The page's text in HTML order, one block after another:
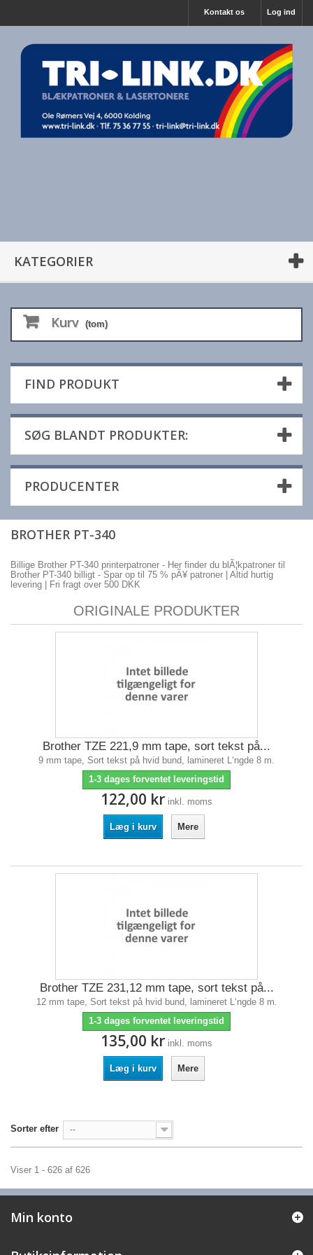
Log ind
Kontakt os
KATEGORIER
Kurv (tom)
FIND PRODUKT
SØG BLANDT PRODUKTER:
PRODUCENTER
BROTHER PT-340
Billige Brother PT-340 printerpatroner - Her finder du blÃ¦kpatroner til
Brother PT-340 billigt - Spar op til 75 % pÃ¥ patroner | Altid hurtig
levering | Fri fragt over 500 DKK
ORIGINALE PRODUKTER
Brother TZE 221,9 mm tape, sort tekst på...
9 mm tape, Sort tekst på hvid bund, lamineret L‘ngde 8 m.
1-3 dages forventet leveringstid
122,00 kr inkl. moms
Læg i kurv Mere
Brother TZE 231,12 mm tape, sort tekst på...
12 mm tape, Sort tekst på hvid bund, lamineret L‘ngde 8 m.
1-3 dages forventet leveringstid
135,00 kr inkl. moms
Læg i kurv Mere
Sorter efter --
Viser 1 - 626 af 626
Min konto